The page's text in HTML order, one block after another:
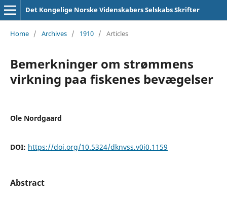
Det Kongelige Norske Videnskabers Selskabs Skrifter
Home / Archives / 1910 / Articles
Bemerkninger om strømmens
virkning paa fiskenes bevægelser
Ole Nordgaard
DOI: https://doi.org/10.5324/dknvss.v0i0.1159
Abstract